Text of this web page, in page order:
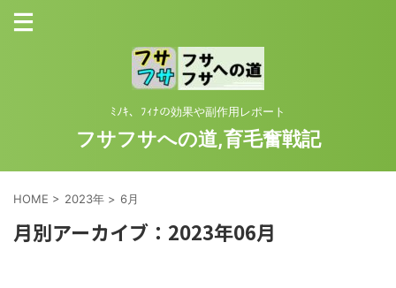
ﾐﾉｷ、ﾌｨﾅの効果や副作用レポート
フサフサへの道,育毛奮戦記
HOME > 2023年 > 6月
月別アーカイブ：2023年06月